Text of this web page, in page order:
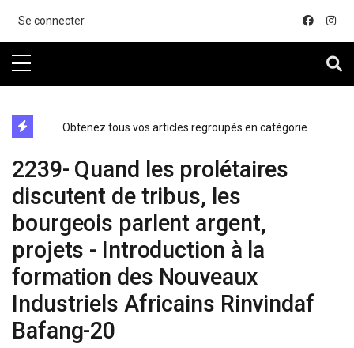
Se connecter
Obtenez tous vos articles regroupés en catégorie
2239- Quand les prolétaires
discutent de tribus, les
bourgeois parlent argent,
projets - Introduction à la
formation des Nouveaux
Industriels Africains Rinvindaf
Bafang-20